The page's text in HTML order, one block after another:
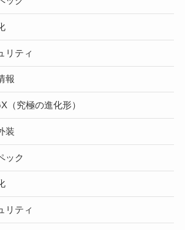
リティ
報
（究極の進化形）
装
ック
リティ